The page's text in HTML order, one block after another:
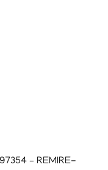
– REMIRE-